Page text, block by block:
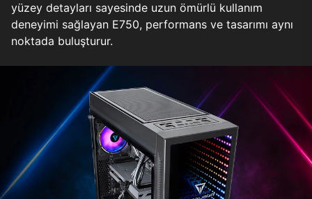
yüzey detayları sayesinde uzun ömürlü kullanım
deneyimi sağlayan E750, performans ve tasarımı aynı
noktada buluşturur.